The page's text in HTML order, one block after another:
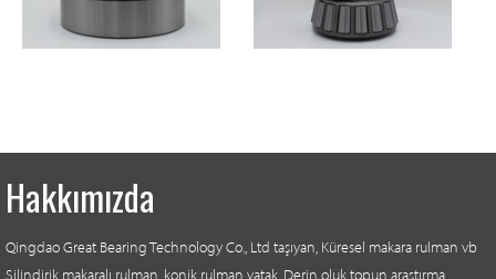
Hakkımızda
Qingdao Great Bearing Technology Co., Ltd taşıyan, Küresel makara rulman vb
Silindirik makaralı rulman, konik rulman yatak, Derin oluk topun araştırma,